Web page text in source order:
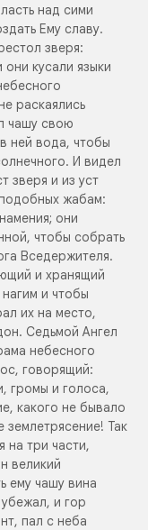
над сими
Ему славу.
зверя:
кусали языки
раскаялись
чашу свою
ней вода, чтобы
И видел
зверя и из уст
жабам:
они
чтобы собрать
Вседержителя.
и хранящий
и чтобы
их на место,
Седьмой Ангел
небесного
говорящий:
громы и голоса,
какого не бывало
землетрясение! Так
на три части,
великий
ему чашу вина
и гор
пал с неба